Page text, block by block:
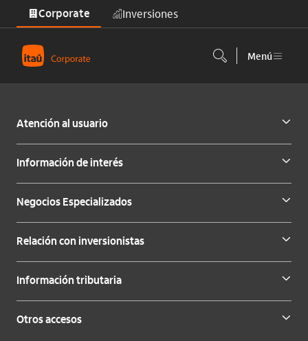
Saltar al contenido principal
Corporate Inversiones
Menú
Atención al usuario
Información de interés
Negocios Especializados
Relación con inversionistas
Información tributaria
Otros accesos